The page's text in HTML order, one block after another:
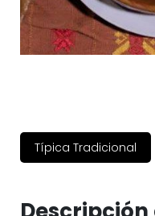
Típica Tradicional